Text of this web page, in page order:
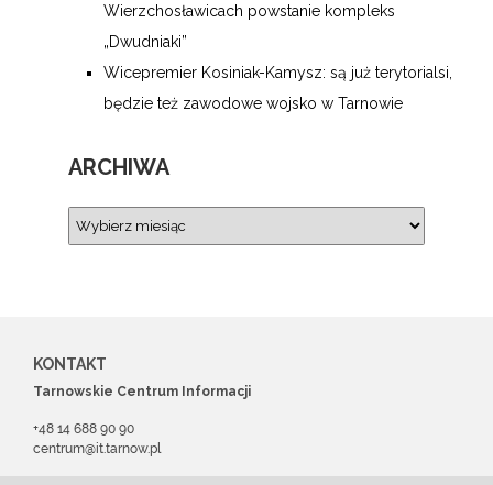
Wierzchosławicach powstanie kompleks
„Dwudniaki”
Wicepremier Kosiniak-Kamysz: są już terytorialsi,
będzie też zawodowe wojsko w Tarnowie
ARCHIWA
KONTAKT
Tarnowskie Centrum Informacji
+48 14 688 90 90
centrum@it.tarnow.pl